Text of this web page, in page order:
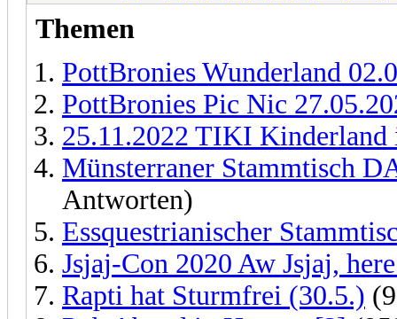
Themen
PottBronies Wunderland
PottBronies Pic Nic
25.11.2022 TIKI Kinderland
Münsterraner Stammtisch
Antworten)
Essquestrianischer
Jsjaj-Con 2020 Aw Jsjaj,
Rapti hat Sturmfrei (30.5.)